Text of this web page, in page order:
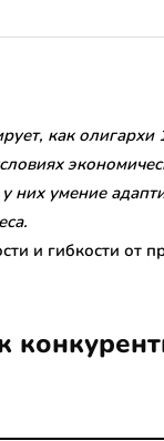
как
них умение